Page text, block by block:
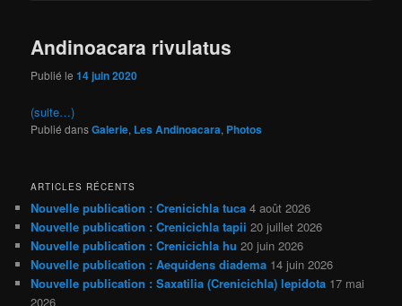
Andinoacara rivulatus
Publié le14 juin 2020
(suite…)
Publié dansGalerie, Les Andinoacara, Photos
ARTICLES RÉCENTS
Nouvelle publication : Crenicichla tuca 4 août 2026
Nouvelle publication : Crenicichla tapii 20 juillet 2026
Nouvelle publication : Crenicichla hu 20 juin 2026
Nouvelle publication : Aequidens diadema 14 juin 2026
Nouvelle publication : Saxatilia (Crenicichla) lepidota 17 mai
2026